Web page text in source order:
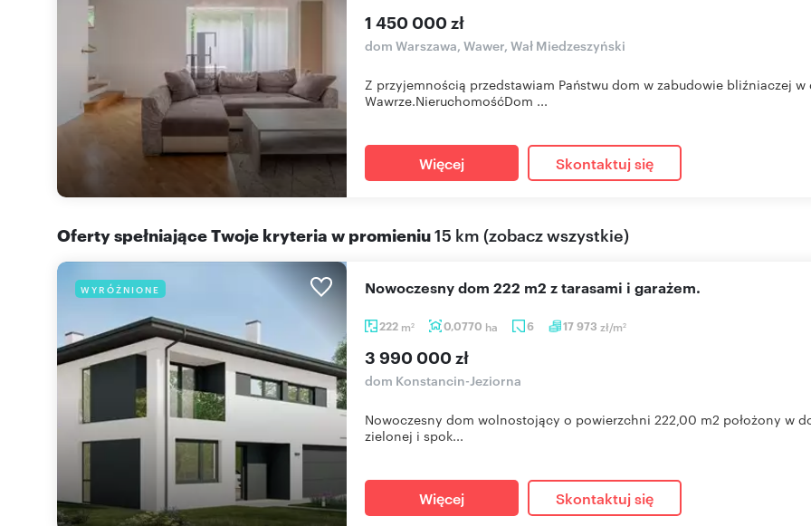
1 450 000 zł
dom Warszawa, Wawer, Wał Miedzeszyński
Z przyjemnością przedstawiam Państwu dom w zabudowie bliźniaczej w
Wawrze.NieruchomośćDom ...
Więcej Skontaktuj się
Oferty spełniające Twoje kryteria w promieniu15 km (zobacz wszystkie)
WYRÓŻNIONE
222 m2 0,0770 ha 6 17 973 zł/m2
Nowoczesny dom 222 m2 z tarasami i garażem.
3 990 000 zł
dom Konstancin-Jeziorna
Nowoczesny dom wolnostojący o powierzchni 222,00 m2 położony w
zielonej i spok...
Więcej Skontaktuj się